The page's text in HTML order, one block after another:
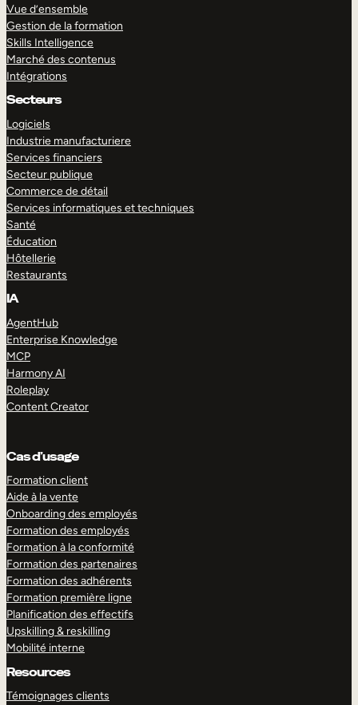
Vue d’ensemble
Gestion de la formation
Skills Intelligence
Marché des contenus
Intégrations
Secteurs
Logiciels
Industrie manufacturiere
Services financiers
Secteur publique
Commerce de détail
Services informatiques et techniques
Santé
Éducation
Hôtellerie
Restaurants
IA
AgentHub
Enterprise Knowledge
MCP
Harmony AI
Roleplay
Content Creator
Cas d’usage
Formation client
Aide à la vente
Onboarding des employés
Formation des employés
Formation à la conformité
Formation des partenaires
Formation des adhérents
Formation première ligne
Planification des effectifs
Upskilling & reskilling
Mobilité interne
Resources
Témoignages clients